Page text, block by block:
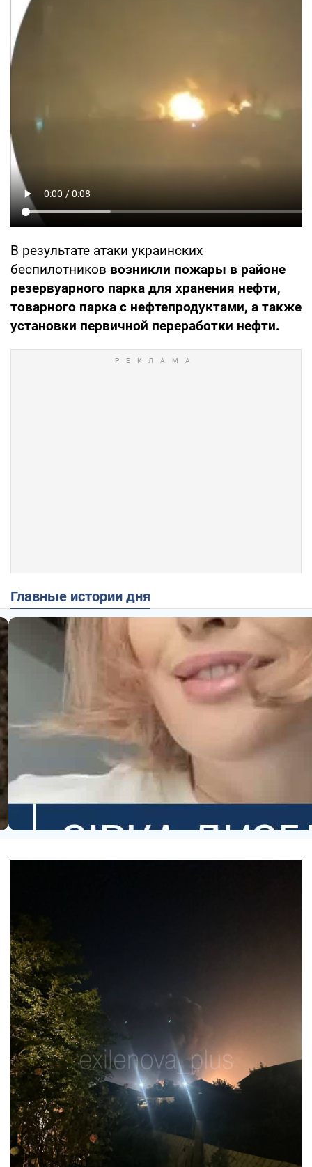
В результате атаки украинских
беспилотников возникли пожары в районе
резервуарного парка для хранения нефти,
товарного парка с нефтепродуктами, а также
установки первичной переработки нефти.
Главные истории дня